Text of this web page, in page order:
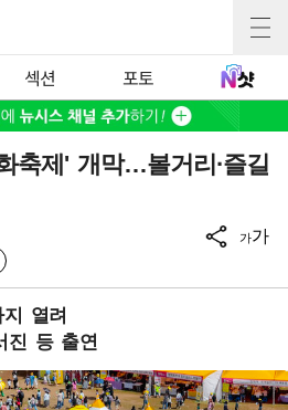
섹션 포토
축제' 개막…볼거리·즐길
가가
열려
진 등 출연